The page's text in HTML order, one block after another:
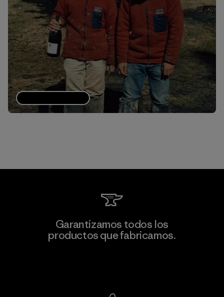
Garantizamos todos los
productos que fabricamos.